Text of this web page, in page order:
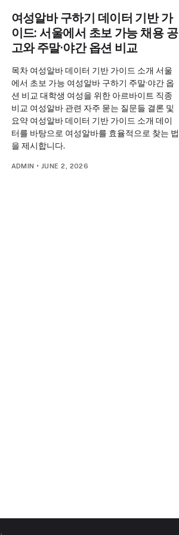
여성알바 구하기 데이터 기반 가
이드: 서울에서 초보 가능 채용 공
고와 주말·야간 옵션 비교
목차 여성알바 데이터 기반 가이드 소개 서울
에서 초보 가능 여성알바 구하기 주말·야간 옵
션 비교 대학생 여성을 위한 아르바이트 직종
비교 여성알바 관련 자주 묻는 질문들 결론 및
요약 여성알바 데이터 기반 가이드 소개 데이
터를 바탕으로 여성알바를 효율적으로 찾는 법
을 제시합니다.
ADMIN • JUNE 2, 2026